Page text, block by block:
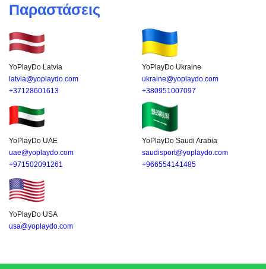
Παραστάσεις
YoPlayDo Latvia
latvia@yoplaydo.com
+37128601613
YoPlayDo Ukraine
ukraine@yoplaydo.com
+380951007097
YoPlayDo UAE
uae@yoplaydo.com
+971502091261
YoPlayDo Saudi Arabia
saudisport@yoplaydo.com
+966554141485
YoPlayDo USA
usa@yoplaydo.com